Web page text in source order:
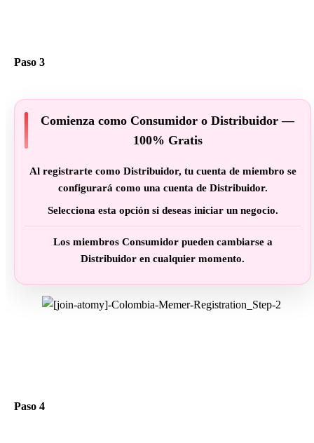
Paso 3
Comienza como Consumidor o Distribuidor —
100% Gratis
Al registrarte como Distribuidor, tu cuenta de miembro se
configurará como una cuenta de Distribuidor.
Selecciona esta opción si deseas iniciar un negocio.
Los miembros Consumidor pueden cambiarse a
Distribuidor en cualquier momento.
Paso 4